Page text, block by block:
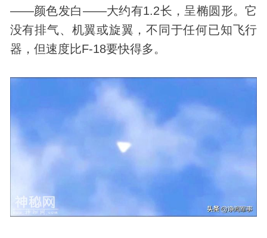
——颜色发白——大约有1.2长，呈椭圆形。它
没有排气、机翼或旋翼，不同于任何已知飞行
器，但速度比F-18要快得多。